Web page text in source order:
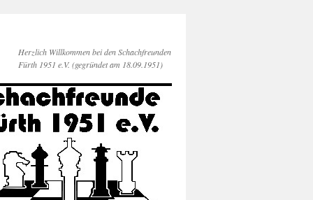
Herzlich Willkommen bei den Schachfreunden
Fürth 1951 e.V. (gegründet am 18.09.1951)